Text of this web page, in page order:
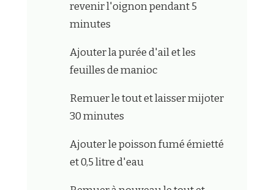
revenir l'oignon pendant 5
minutes
Ajouter la purée d'ail et les
feuilles de manioc
Remuer le tout et laisser mijoter
30 minutes
Ajouter le poisson fumé émietté
et 0,5 litre d'eau